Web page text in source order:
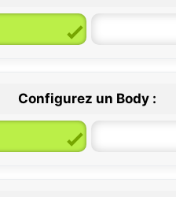
Configurez un Body :